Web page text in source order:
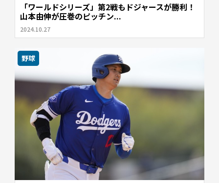
「ワールドシリーズ」第2戦もドジャースが勝利！
山本由伸が圧巻のピッチン...
2024.10.27
野球